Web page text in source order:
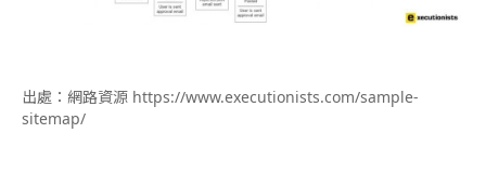
出處：網路資源 https://www.executionists.com/sample-
sitemap/